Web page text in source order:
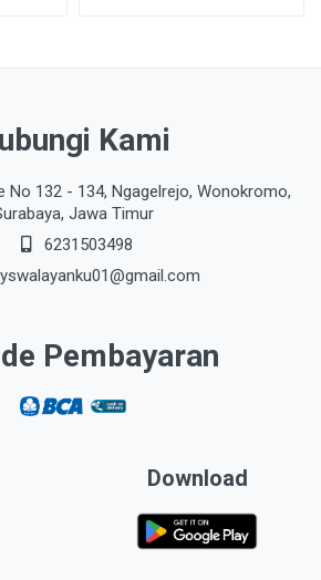
Kami
No 132 - 134, Ngagelrejo, Wonokromo,
Jawa Timur
6231503498
Pembayaran
Download